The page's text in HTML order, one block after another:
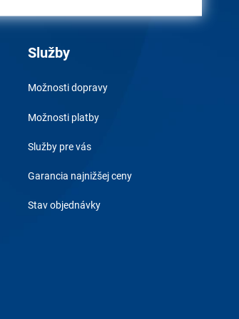
Služby
Možnosti dopravy
Možnosti platby
Služby pre vás
Garancia najnižšej ceny
Stav objednávky